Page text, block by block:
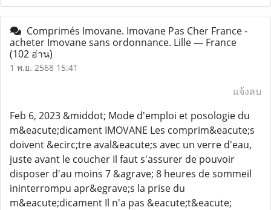
Comprimés Imovane. Imovane Pas Cher France -
acheter Imovane sans ordonnance. Lille — France
(102 อ่าน)
1 พ.ย. 2568 15:41
แจ้งลบ
Feb 6, 2023 &middot; Mode d'emploi et posologie du
m&eacute;dicament IMOVANE Les comprim&eacute;s
doivent &ecirc;tre aval&eacute;s avec un verre d'eau,
juste avant le coucher Il faut s'assurer de pouvoir
disposer d'au moins 7 &agrave; 8 heures de sommeil
ininterrompu apr&egrave;s la prise du
m&eacute;dicament Il n'a pas &eacute;t&eacute;